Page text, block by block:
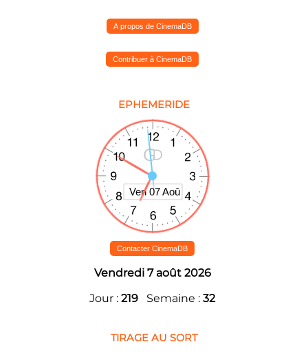
A propos de CinemaDB
Contribuer à CinemaDB
EPHEMERIDE
Contacter CinemaDB
Vendredi 7 août 2026
Jour : 219 Semaine : 32
TIRAGE AU SORT